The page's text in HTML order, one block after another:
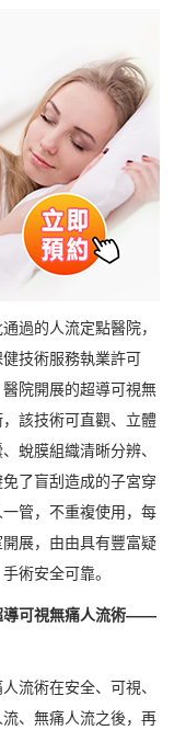
過的人流定點醫院，
技術服務執業許可
院開展的超導可視無
該技術可直觀、立體
蛻膜組織清晰分辨、
了盲刮造成的子宮穿
管，不重複使用，每
展，由由具有豐富疑
術安全可靠。
導可視無痛人流術——
流術在安全、可視、
、無痛人流之後，再